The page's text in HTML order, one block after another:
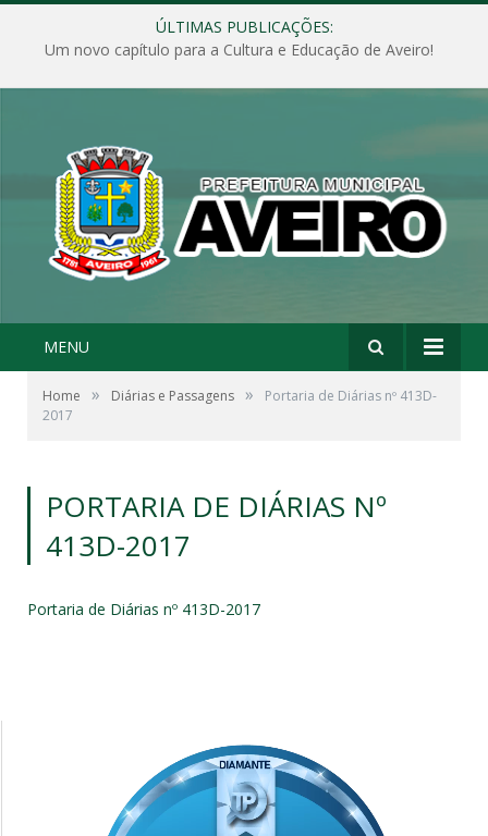
ÚLTIMAS PUBLICAÇÕES:
Um novo capítulo para a Cultura e Educação de Aveiro!
MENU
Home » Diárias e Passagens »
Portaria de Diárias nº 413D-
2017
PORTARIA DE DIÁRIAS Nº
413D-2017
Portaria de Diárias nº 413D-2017